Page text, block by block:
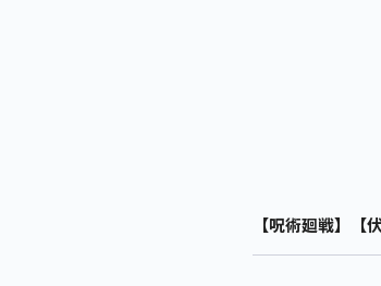
【呪術廻戦】